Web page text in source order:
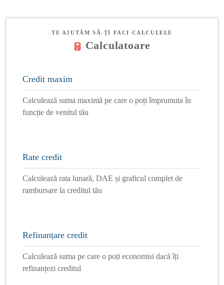
TE AJUTĂM SĂ-ȚI FACI CALCULELE
Calculatoare
Credit maxim
Calculează suma maximă pe care o poți împrumuta în
funcție de venitul tău
Rate credit
Calculează rata lunară, DAE și graficul complet de
rambursare la creditul tău
Refinanțare credit
Calculează suma pe care o poți economisi dacă îți
refinanțezi creditul